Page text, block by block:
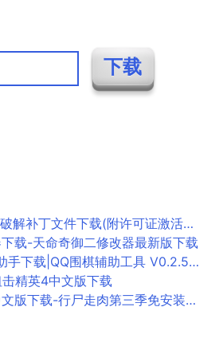
补丁文件下载(附许可证激活密钥)
载-天命奇御二修改器最新版下载
载|QQ围棋辅助工具 V0.2.53 绿色版下载
精英4中文版下载
下载-行尸走肉第三季免安装版下载